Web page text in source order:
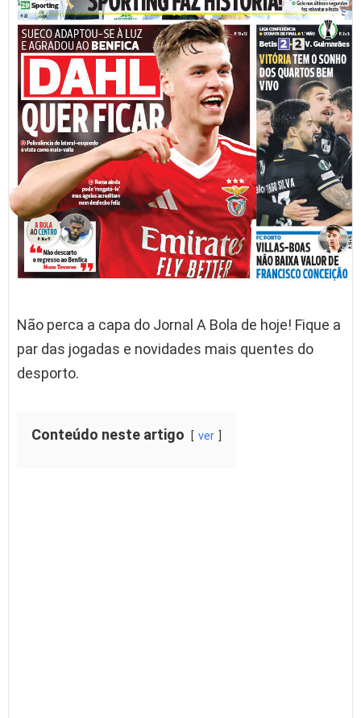
Não perca a capa do Jornal A Bola de hoje! Fique a
par das jogadas e novidades mais quentes do
desporto.
Conteúdo neste artigo ver